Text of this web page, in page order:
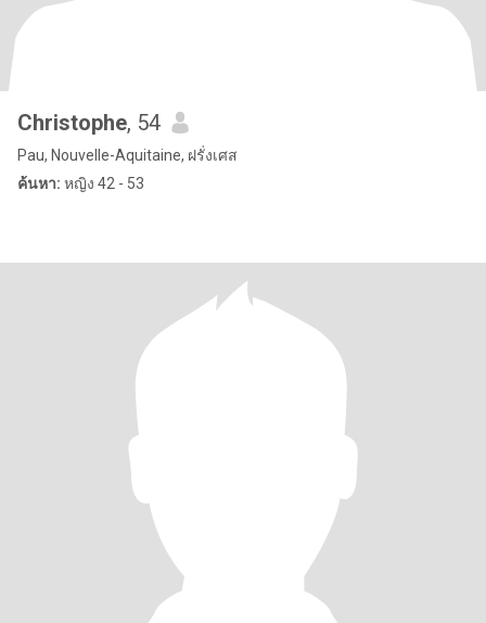
Christophe, 54
Pau, Nouvelle-Aquitaine, ฝรั่งเศส
ค้นหา: หญิง 42 - 53